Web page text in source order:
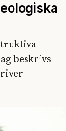
beskrivs